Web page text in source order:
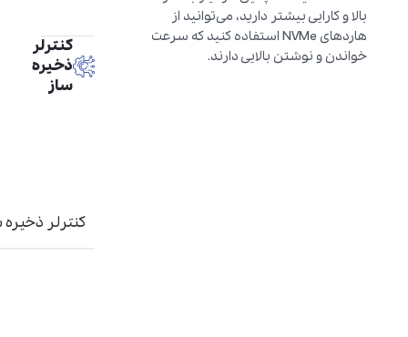
بالا و کارایی بیشتر دارید، می‌توانید از
هاردهای NVMe استفاده کنید که سرعت
خواندن و نوشتن بالایی دارند.
کنترلر
ذخیره
ساز
کنترلر